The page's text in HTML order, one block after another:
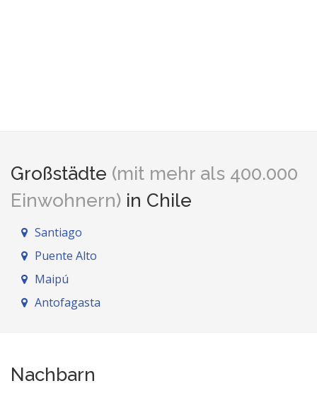
Großstädte (mit mehr als 400.000
Einwohnern) in Chile
Santiago
Puente Alto
Maipú
Antofagasta
Nachbarn